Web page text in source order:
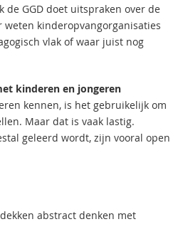
de GGD doet uitspraken over de
kinderopvangorganisaties
vlak of waar juist nog
kinderen en jongeren
kennen, is het gebruikelijk om
Maar dat is vaak lastig.
geleerd wordt, zijn vooral open
abstract denken met